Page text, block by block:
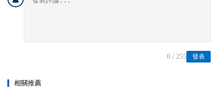
發表
0 / 255
相關推薦